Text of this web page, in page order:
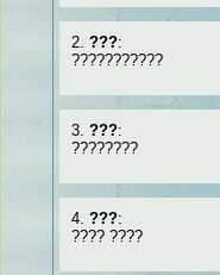
2. ???:
???????????
3. ???:
????????
4. ???:
???? ????